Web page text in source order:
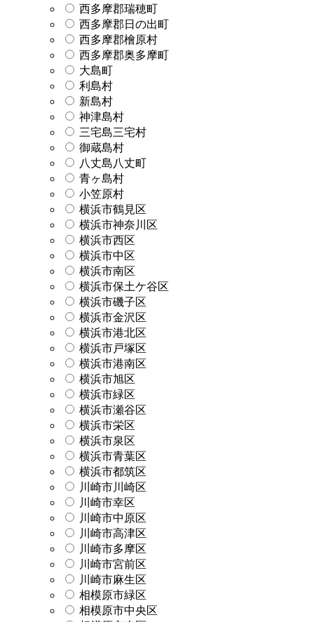
西多摩郡瑞穂町
西多摩郡日の出町
西多摩郡檜原村
西多摩郡奥多摩町
大島町
利島村
新島村
神津島村
三宅島三宅村
御蔵島村
八丈島八丈町
青ヶ島村
小笠原村
横浜市鶴見区
横浜市神奈川区
横浜市西区
横浜市中区
横浜市南区
横浜市保土ケ谷区
横浜市磯子区
横浜市金沢区
横浜市港北区
横浜市戸塚区
横浜市港南区
横浜市旭区
横浜市緑区
横浜市瀬谷区
横浜市栄区
横浜市泉区
横浜市青葉区
横浜市都筑区
川崎市川崎区
川崎市幸区
川崎市中原区
川崎市高津区
川崎市多摩区
川崎市宮前区
川崎市麻生区
相模原市緑区
相模原市中央区